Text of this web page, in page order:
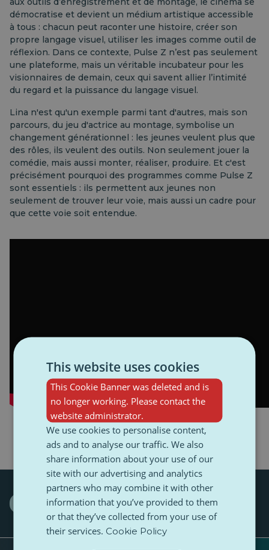
démocratise et devient un médium artistique accessible
à tous : chacun peut raconter une histoire, créer son
propre langage visuel, utiliser les images comme outil de
réflexion. Dans ce contexte, Pulse Z n’est pas seulement
une plateforme, mais un véritable incubateur pour les
visionnaires de demain, ceux qui savent allier l’intimité
du regard et la puissance du langage visuel.
Lina n'est qu'un exemple parmi tant d'autres, mais son
parcours, du jeu d'actrice au montage, symbolise un
changement générationnel : les jeunes veulent plus que
des rôles, ils veulent des outils. Non seulement jouer la
comédie, mais aussi monter, réaliser, produire. Et c'est
précisément pourquoi des programmes comme Pulse Z
sont essentiels : ils permettent aux jeunes non
seulement de trouver leur voie, mais aussi un cadre pour
que cette voie soit entendue.
production
This website uses cookies
This Cookie Banner was deleted and is
no longer working. Please contact the
website administrator.
We use cookies to personalise content,
ads and to analyse our traffic. We also
share information about your use of our
site with our advertising and analytics
partners who may combine it with other
information that you’ve provided to them
or that they’ve collected from your use of
their services. Cookie Policy